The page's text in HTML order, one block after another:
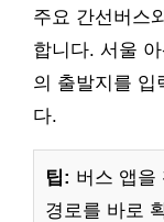
주요 간선버스
합니다. 서울
의 출발지를 입
다.
팁: 버스 앱을
경로를 바로